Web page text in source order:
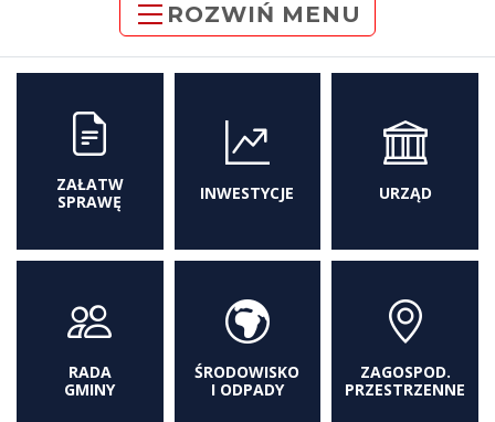
ROZWIŃ MENU
ZAŁATW
SPRAWĘ
INWESTYCJE URZĄD
RADA
GMINY
ŚRODOWISKO
I ODPADY
ZAGOSPOD.
PRZESTRZENNE